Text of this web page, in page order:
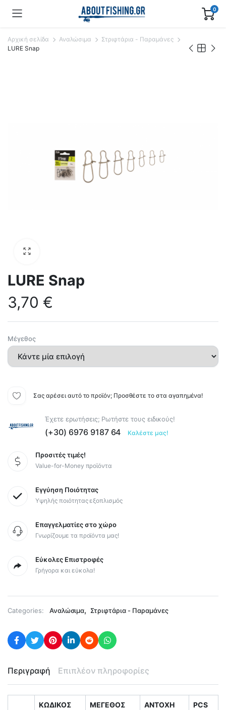
0
Αρχική σελίδα Αναλώσιμα
Στριφτάρια - Παραμάνες
LURE Snap
LURE Snap
3,70 €
Μέγεθος
Σας αρέσει αυτό το προϊόν; Προσθέστε το στα αγαπημένα!
Έχετε ερωτήσεις; Ρωτήστε τους ειδικούς!
(+30) 6976 9187 64 Καλέστε μας!
Προσιτές τιμές!
Value-for-Money προϊόντα
Εγγύηση Ποιότητας
Υψηλής ποιότητας εξοπλισμός
Επαγγελματίες στο χώρο
Γνωρίζουμε τα προϊόντα μας!
Εύκολες Επιστροφές
Γρήγορα και εύκολα!
Categories: Αναλώσιμα, Στριφτάρια - Παραμάνες
Περιγραφή Επιπλέον πληροφορίες
ΚΩΔΙΚΟΣ ΜΕΓΕΘΟΣ ΑΝΤΟΧΗ PCS